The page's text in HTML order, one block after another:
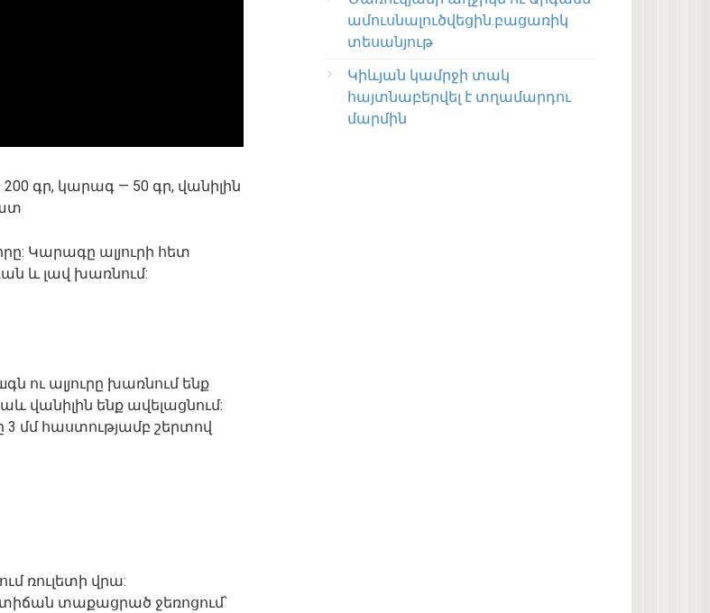
գր, կարագ — 50 գր, վանիլին
Կարագը ալյուրի հետ
և լավ խառնում:
ու ալյուրը խառնում ենք
վանիլին ենք ավելացնում:
3 մմ հաստությամբ շերտով
ռուլետի վրա:
տաքացրած ջեռոցում՝
ամուսնալուծվեցին.բացառիկ
տեսանյութ
Կիևյան կամրջի տակ
հայտնաբերվել է տղամարդու
մարմին